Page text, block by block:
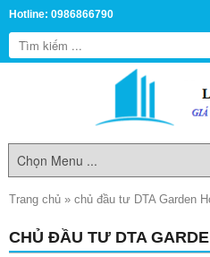
Hotline: 0986866790
Trang chủ » chủ đầu tư DTA Garden
CHỦ ĐẦU TƯ DTA